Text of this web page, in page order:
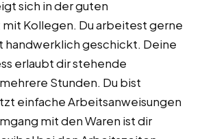
sich in der guten
Kollegen. Du arbeitest gerne
handwerklich geschickt. Deine
erlaubt dir stehende
Stunden. Du bist
einfache Arbeitsanweisungen
mit den Waren ist dir